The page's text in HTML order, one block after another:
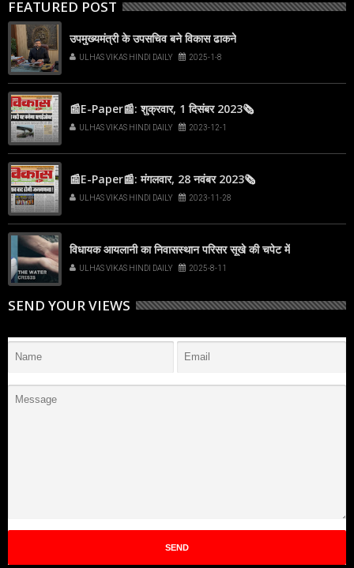
FEATURED POST
उपमुख्यमंत्री के उपसचिव बने विकास ढाकने
ULHAS VIKAS HINDI DAILY 2025-1-8
📰E-Paper📰: शुक्रवार, 1 दिसंबर 2023🗞
ULHAS VIKAS HINDI DAILY 2023-12-1
📰E-Paper📰: मंगलवार, 28 नवंबर 2023🗞
ULHAS VIKAS HINDI DAILY 2023-11-28
विधायक आयलानी का निवासस्थान परिसर सूखे की चपेट में
ULHAS VIKAS HINDI DAILY 2025-8-11
SEND YOUR VIEWS